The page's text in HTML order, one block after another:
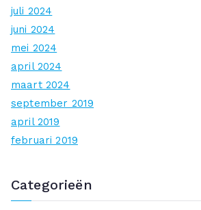
juli 2024
juni 2024
mei 2024
april 2024
maart 2024
september 2019
april 2019
februari 2019
Categorieën